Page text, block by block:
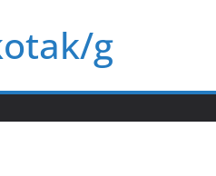
g